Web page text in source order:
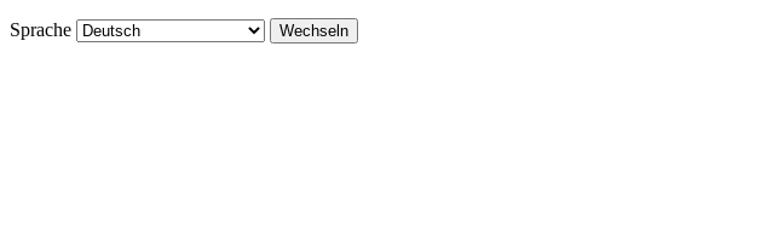
Sprache